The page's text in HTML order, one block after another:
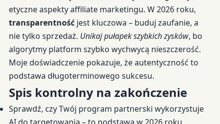
etyczne aspekty affiliate marketingu. W 2026 roku,
transparentność jest kluczowa – buduj zaufanie, a
nie tylko sprzedaż. Unikaj pułapek szybkich zysków, bo
algorytmy platform szybko wychwycą nieszczerość.
Moje doświadczenie pokazuje, że autentyczność to
podstawa długoterminowego sukcesu.
Spis kontrolny na zakończenie
Sprawdź, czy Twój program partnerski wykorzystuje